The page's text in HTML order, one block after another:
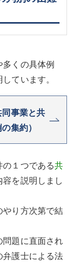
くの具体例
ています。
事業と共
集約）
１つである共
を説明しまし
り方次第で結
題に直面され
護士による法